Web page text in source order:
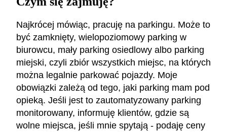
Najkrócej mówiąc, pracuję na parkingu. Może to
być zamknięty, wielopoziomowy parking w
biurowcu, mały parking osiedlowy albo parking
miejski, czyli zbiór wszystkich miejsc, na których
można legalnie parkować pojazdy. Moje
obowiązki zależą od tego, jaki parking mam pod
opieką. Jeśli jest to zautomatyzowany parking
monitorowany, informuję klientów, gdzie są
wolne miejsca, jeśli mnie spytają - podaję ceny